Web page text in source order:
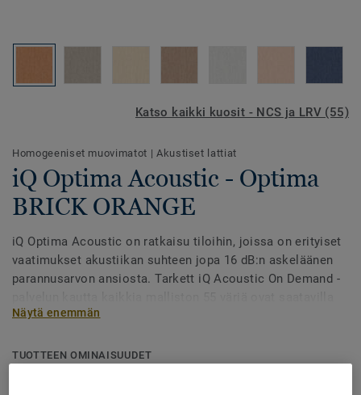
Katso kaikki kuosit - NCS ja LRV (55)
Homogeeniset muovimatot | Akustiset lattiat
iQ Optima Acoustic - Optima
BRICK ORANGE
iQ Optima Acoustic on ratkaisu tiloihin, joissa on erityiset
vaatimukset akustiikan suhteen jopa 16 dB:n askeläänen
parannusarvon ansiosta. Tarkett iQ Acoustic On Demand -
akustiikkaversioina.
Lattia valmistetaan Ruotsin Ronnebyssä ja se on
Näytä enemmän
TUOTTEEN OMINAISUUDET